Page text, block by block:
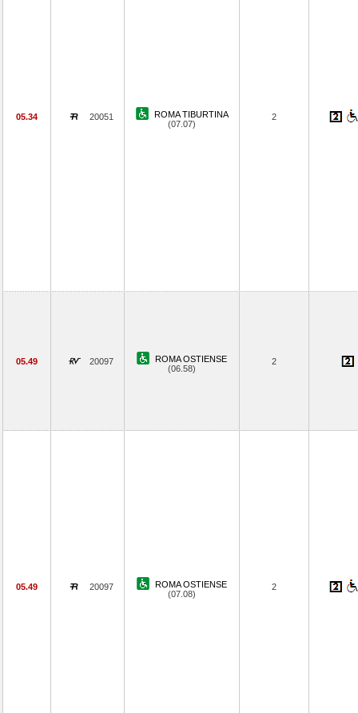
05.34 20051
ROMA TIBURTINA
(07.07)
2
05.49 20097
ROMA OSTIENSE
(06.58)
2
05.49 20097
ROMA OSTIENSE
(07.08)
2